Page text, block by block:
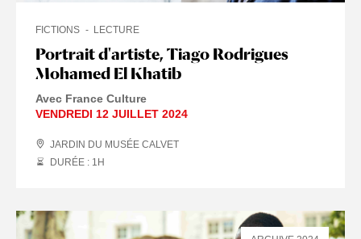
Portrait d'artiste, Tiago Rodrigues
Mohamed El Khatib
FICTIONS LECTURE
Avec France Culture
VENDREDI 12 JUILLET 2024
JARDIN DU MUSÉE CALVET
DURÉE : 1H